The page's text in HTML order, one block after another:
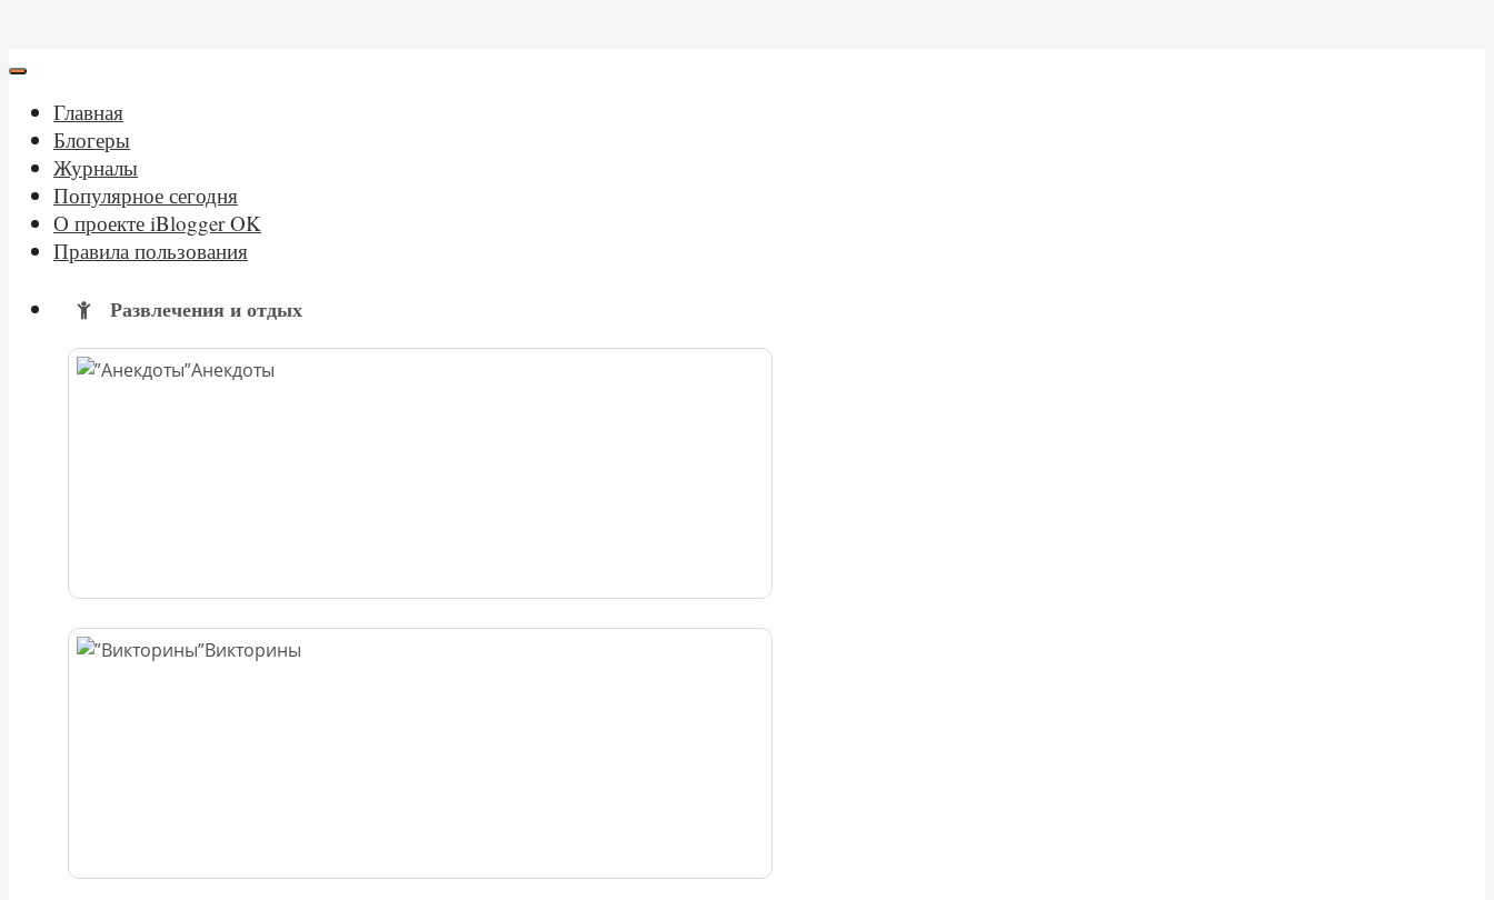
Главная
Блогеры
Журналы
Популярное сегодня
О проекте iBlogger OK
Правила пользования
Развлечения и отдых
Анекдоты
Викторины